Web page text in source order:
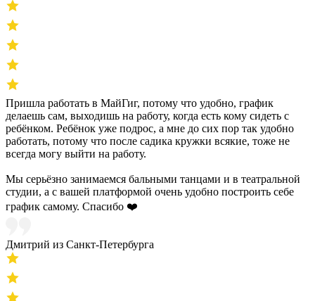
Пришла работать в МайГиг, потому что удобно, график
делаешь сам, выходишь на работу, когда есть кому сидеть с
ребёнком. Ребёнок уже подрос, а мне до сих пор так удобно
работать, потому что после садика кружки всякие, тоже не
всегда могу выйти на работу.
Мы серьёзно занимаемся бальными танцами и в театральной
студии, а с вашей платформой очень удобно построить себе
график самому. Спасибо ❤️
Дмитрий из Санкт-Петербурга